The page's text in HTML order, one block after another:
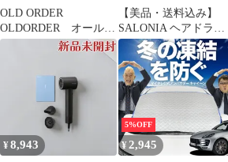
OLD ORDER
OLDORDER オールド
オーダー スニーカー
OLDORDER TURBO
【美品・送料込み】
SALONIA ヘアドライ
ヤー 本体 ブラック 動
作問題なし！
¥8,943
5%OFF
¥2,945